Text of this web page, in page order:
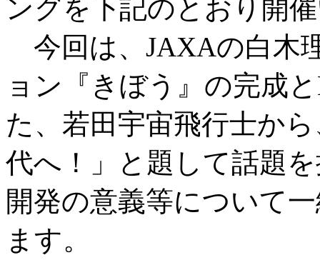
ングを下記のとおり開
今回は、JAXAの白木
ョン『きぼう』の完成
た、若田宇宙飛行士か
代へ！」と題して話題
開発の意義等について
ます。